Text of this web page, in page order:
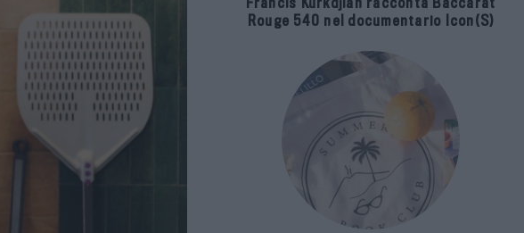
Francis Kurkdjian racconta Baccarat
Rouge 540 nel documentario Icon(S)